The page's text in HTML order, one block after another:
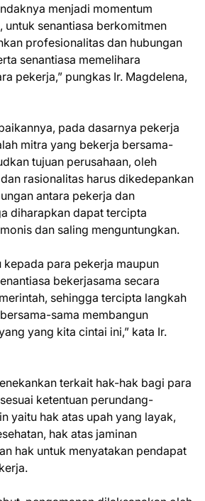
menjadi momentum
untuk senantiasa berkomitmen
profesionalitas dan hubungan
senantiasa memelihara
pekerja,” pungkas Ir. Magdelena,
pada dasarnya pekerja
mitra yang bekerja bersama-
tujuan perusahaan, oleh
rasionalitas harus dikedepankan
antara pekerja dan
diharapkan dapat tercipta
dan saling menguntungkan.
kepada para pekerja maupun
bekerjasama secara
sehingga tercipta langkah
sama membangun
yang kita cintai ini,” kata Ir.
terkait hak-hak bagi para
ketentuan perundang-
yaitu hak atas upah yang layak,
hak atas jaminan
hak untuk menyatakan pendapat